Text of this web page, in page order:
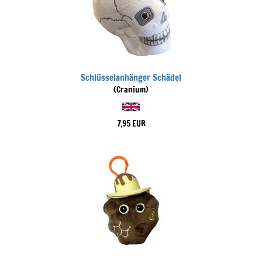
Schlüsselanhänger Schädel
(Cranium)
7,95 EUR